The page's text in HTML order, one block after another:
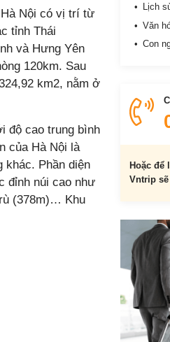
Hà Nội có vị trí từ
tỉnh Thái
và Hưng Yên
120km. Sau
km2, nằm ở
độ cao trung bình
của Hà Nội là
khác. Phần diện
đỉnh núi cao như
(378m)… Khu
Lịch
Văn
Con
Hoặc để
Vntrip